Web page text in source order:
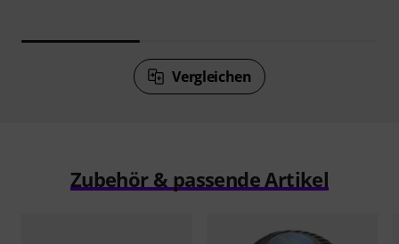
Vergleichen
Zubehör & passende Artikel